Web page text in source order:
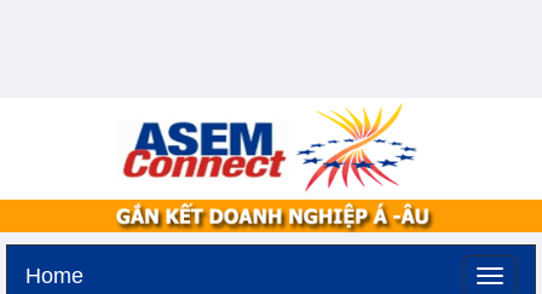
Home